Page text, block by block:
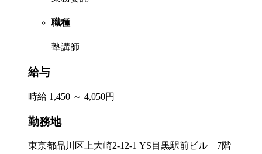
職種
塾講師
給与
時給 1,450 ～ 4,050円
勤務地
東京都品川区上大崎2-12-1 YS目黒駅前ビル 7階